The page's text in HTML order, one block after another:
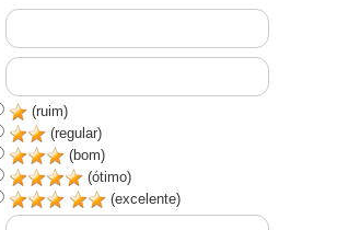
(ruim)
(regular)
(bom)
(ótimo)
(excelente)